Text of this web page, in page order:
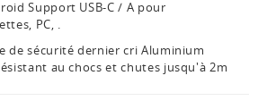
Support USB-C / A pour
PC, .
de sécurité dernier cri Aluminium
au chocs et chutes jusqu'à 2m